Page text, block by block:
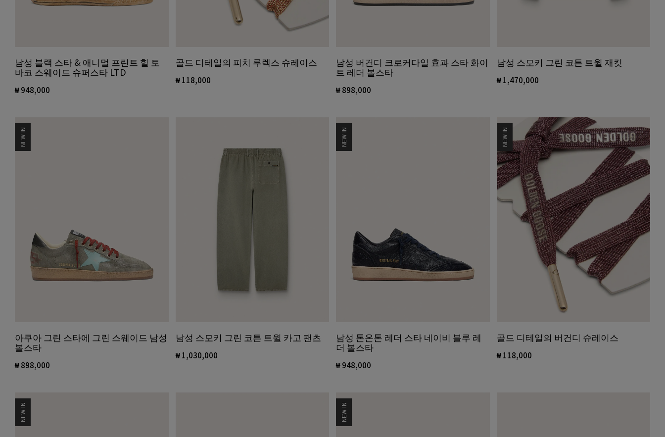
남성 블랙 스타 & 애니멀 프린트 힐 토
바코 스웨이드 슈퍼스타 LTD
₩ 948,000
골드 디테일의 피치 루렉스 슈레이스
₩ 118,000
남성 버건디 크로커다일 효과 스타 화이
트 레더 볼스타
₩ 898,000
남성 스모키 그린 코튼 트윌 재킷
₩ 1,470,000
NEW IN
아쿠아 그린 스타에 그린 스웨이드 남성
볼스타
₩ 898,000
남성 스모키 그린 코튼 트윌 카고 팬츠
₩ 1,030,000
NEW IN
남성 톤온톤 레더 스타 네이비 블루 레
더 볼스타
₩ 948,000
NEW IN
골드 디테일의 버건디 슈레이스
₩ 118,000
NEW IN NEW IN